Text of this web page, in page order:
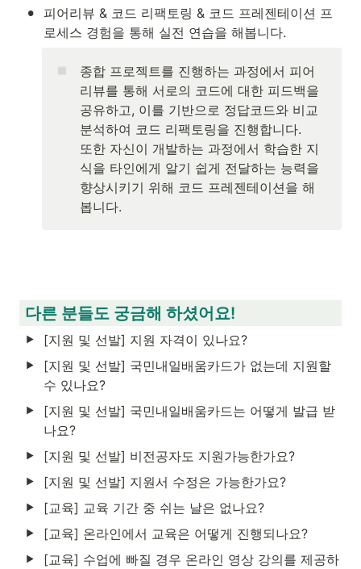
•
피어리뷰 & 코드 리팩토링 & 코드 프레젠테이션 프
로세스 경험을 통해 실전 연습을 해봅니다.
종합 프로젝트를 진행하는 과정에서 피어
리뷰를 통해 서로의 코드에 대한 피드백을
공유하고, 이를 기반으로 정답코드와 비교
분석하여 코드 리팩토링을 진행합니다.
또한 자신이 개발하는 과정에서 학습한 지
식을 타인에게 알기 쉽게 전달하는 능력을
향상시키기 위해 코드 프레젠테이션을 해
봅니다.
다른 분들도 궁금해 하셨어요!
[지원 및 선발] 지원 자격이 있나요?
[지원 및 선발] 국민내일배움카드가 없는데 지원할
수 있나요?
[지원 및 선발] 국민내일배움카드는 어떻게 발급 받
나요?
[지원 및 선발] 비전공자도 지원가능한가요?
[지원 및 선발] 지원서 수정은 가능한가요?
[교육] 교육 기간 중 쉬는 날은 없나요?
[교육] 온라인에서 교육은 어떻게 진행되나요?
[교육] 수업에 빠질 경우 온라인 영상 강의를 제공하